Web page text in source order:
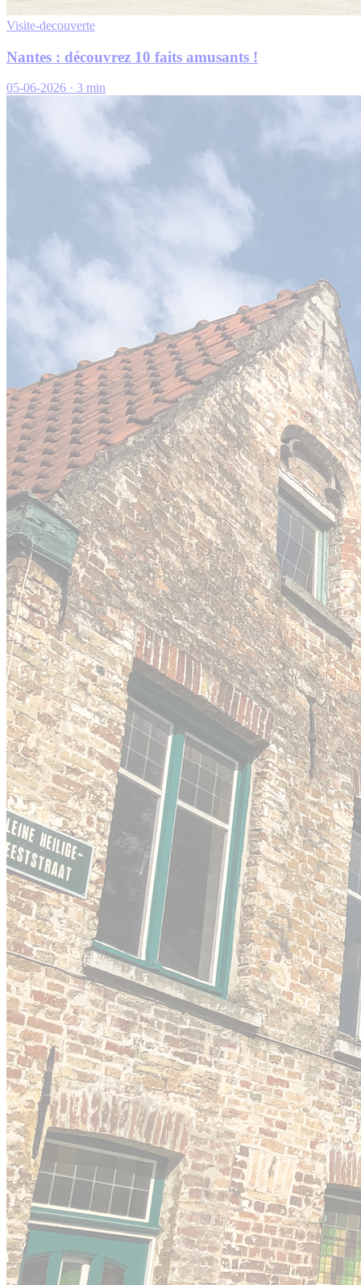
Visite-decouverte
Nantes : découvrez 10 faits amusants !
05-06-2026 · 3 min